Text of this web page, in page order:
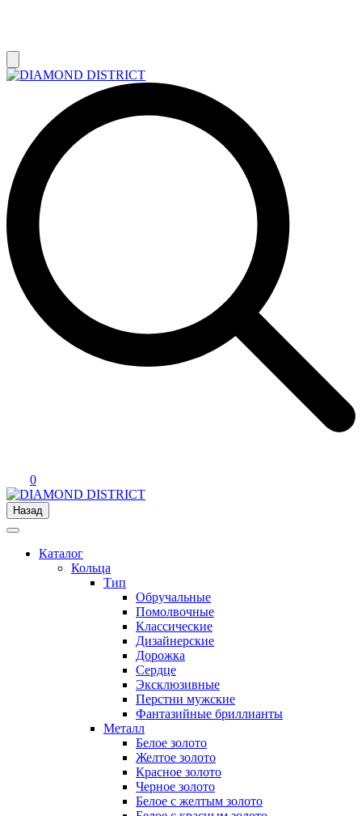
0
Назад
Каталог
Кольца
Тип
Обручальные
Помолвочные
Классические
Дизайнерские
Дорожка
Сердце
Эксклюзивные
Перстни мужские
Фантазийные бриллианты
Металл
Белое золото
Желтое золото
Красное золото
Черное золото
Белое с желтым золото